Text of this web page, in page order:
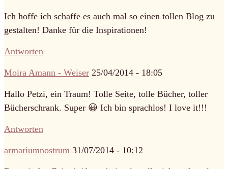
Ich hoffe ich schaffe es auch mal so einen tollen Blog zu
gestalten! Danke für die Inspirationen!
Antworten
Moira Amann - Weiser 25/04/2014 - 18:05
Hallo Petzi, ein Traum! Tolle Seite, tolle Bücher, toller
Bücherschrank. Super 😀 Ich bin sprachlos! I love it!!!
Antworten
armariumnostrum 31/07/2014 - 10:12